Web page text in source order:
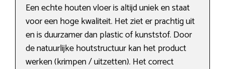
Een echte houten vloer is altijd uniek en staat
voor een hoge kwaliteit. Het ziet er prachtig uit
en is duurzamer dan plastic of kunststof. Door
de natuurlijke houtstructuur kan het product
werken (krimpen / uitzetten). Het correct